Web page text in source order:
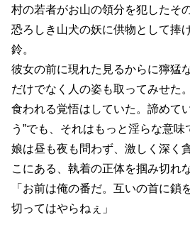
村の若者がお山の領分を犯したそ
恐ろしき山犬の妖に供物として捧
鈴。
彼女の前に現れた見るからに獰猛
だけでなく人の姿も取ってみせた。
食われる覚悟はしていた。諦めて
う”でも、それはもっと淫らな意味
娘は昼も夜も問わず、激しく深く
こにある、執着の正体を掴み切れ
「お前は俺の番だ。互いの首に鎖
切ってはやらねぇ」